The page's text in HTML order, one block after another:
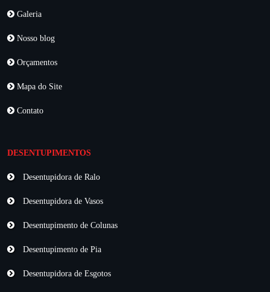
Galeria
Nosso blog
Orçamentos
Mapa do Site
Contato
DESENTUPIMENTOS
Desentupidora de Ralo
Desentupidora de Vasos
Desentupimento de Colunas
Desentupimento de Pia
Desentupidora de Esgotos